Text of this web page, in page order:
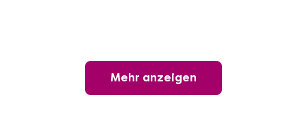
Wunderschöner Weinabend
Mehr anzeigen